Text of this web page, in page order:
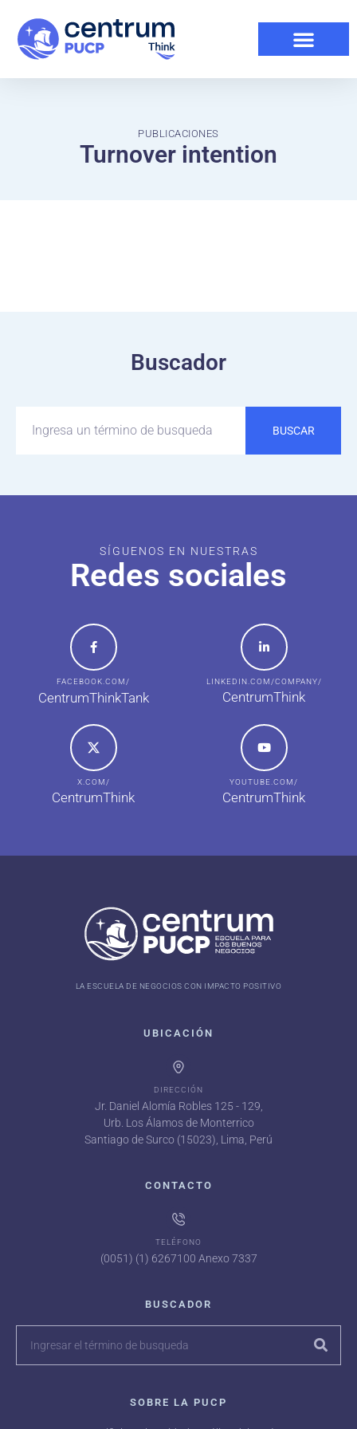
PUBLICACIONES
Turnover intention
Buscador
BUSCAR
SÍGUENOS EN NUESTRAS
Redes sociales
FACEBOOK.COM/
CentrumThinkTank
LINKEDIN.COM/COMPANY/
CentrumThink
X.COM/
CentrumThink
YOUTUBE.COM/
CentrumThink
LA ESCUELA DE NEGOCIOS CON IMPACTO POSITIVO
UBICACIÓN
DIRECCIÓN
Jr. Daniel Alomía Robles 125 - 129,
Urb. Los Álamos de Monterrico
Santiago de Surco (15023), Lima, Perú
CONTACTO
TELÉFONO
(0051) (1) 6267100 Anexo 7337
BUSCADOR
SOBRE LA PUCP